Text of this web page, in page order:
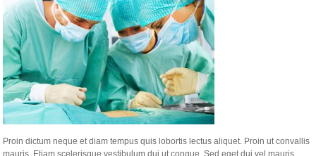
Proin dictum neque et diam tempus quis lobortis lectus aliquet. Proin ut convallis
mauris. Etiam scelerisque vestibulum dui ut congue. Sed eget dui vel mauris